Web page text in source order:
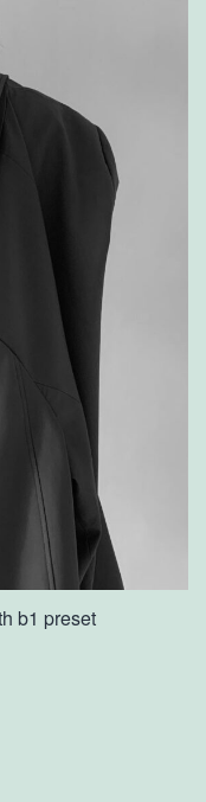
b1 preset